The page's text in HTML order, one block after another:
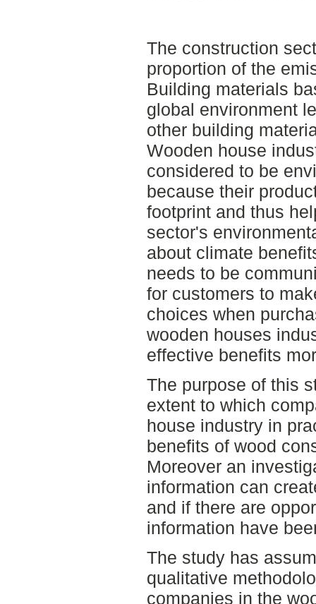
The construction
proportion of the
Building materials
global environment
other building
Wooden house
considered to be
because their
footprint and thus
sector's
about climate
needs to be
for customers to
choices when
wooden houses
effective benefits
The purpose of this
extent to which
house industry in
benefits of wood
Moreover an
information can
and if there are
information have
The study has
qualitative
companies in the